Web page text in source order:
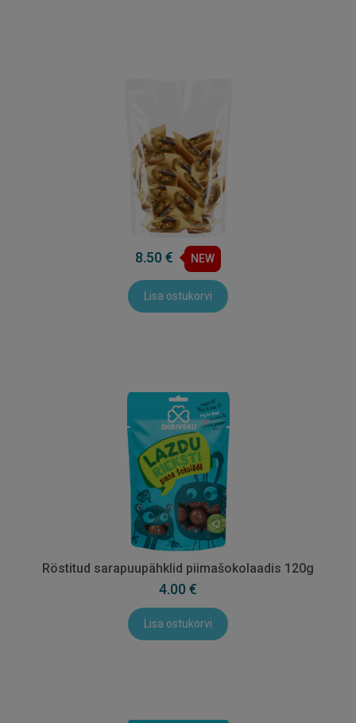
8.50 € NEW
Lisa ostukorvi
Röstitud sarapuupähklid piimašokolaadis 120g
4.00 €
Lisa ostukorvi